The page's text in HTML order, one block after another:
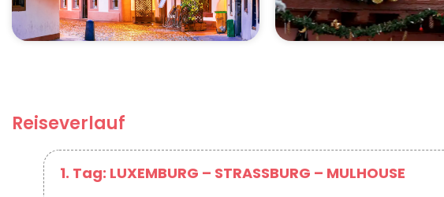
Reiseverlauf
1. Tag: LUXEMBURG – STRASSBURG – MULHOUSE